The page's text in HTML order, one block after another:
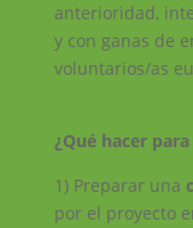
anterioridad,
y con ganas de
voluntarios/as
¿Qué hacer
1) Preparar una
por el proyecto